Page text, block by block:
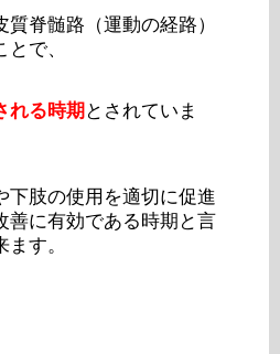
脊髄路（運動の経路）
で、
れる時期 とされていま
下肢の使用を適切に促進
善に有効である時期と言
す。